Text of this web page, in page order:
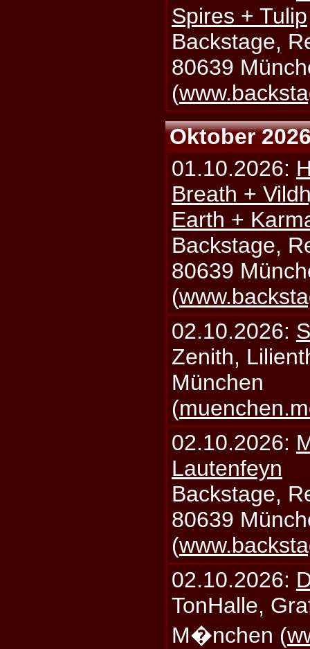
Spires + Tulip
Backstage,
80639
(
Oktober
01.10.2026:
Breath +
Earth +
Backstage,
80639
(
02.10.2026:
Zenith,
München
(
02.10.2026:
Lautenfeyn
Backstage,
80639
(
02.10.2026:
TonHalle,
M�nchen (